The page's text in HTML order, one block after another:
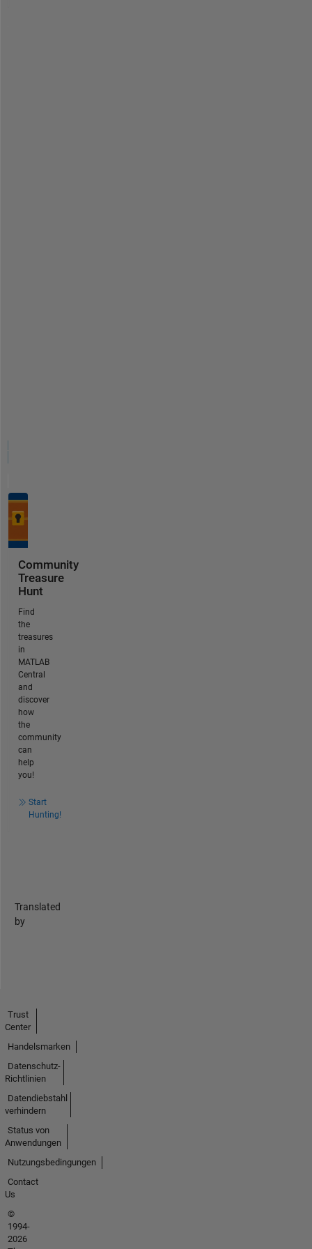
Community
Treasure
Hunt
Find
the
treasures
in
MATLAB
Central
and
discover
how
the
community
can
help
you!
Start
Hunting!
Translated
by
Trust
Center
Handelsmarken
Datenschutz-
Richtlinien
Datendiebstahl
verhindern
Status von
Anwendungen
Nutzungsbedingungen
Contact
Us
©
1994-
2026